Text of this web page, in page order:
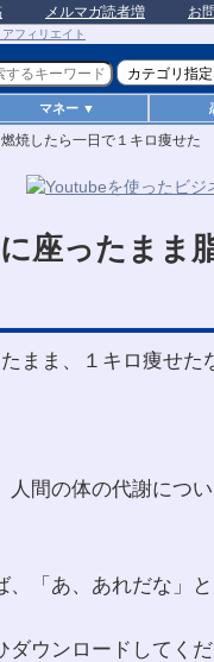
メルマガ読者増 お
マネー ▼
焼したら一日で１キロ痩せた
座ったまま
まま、１キロ痩せた
人間の体の代謝につ
「あ、あれだな」と
ウンロードしてくだ